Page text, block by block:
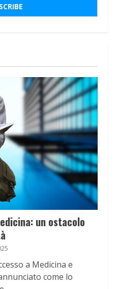
un ostacolo
a Medicina e
come lo